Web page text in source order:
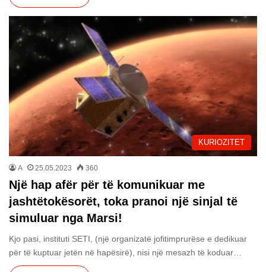
KURIOZITET
A 25.05.2023 360
Një hap afër për të komunikuar me
jashtëtokësorët, toka pranoi një sinjal të
simuluar nga Marsi!
Kjo pasi, instituti SETI, (një organizatë jofitimprurëse e dedikuar
për të kuptuar jetën në hapësirë), nisi një mesazh të koduar…